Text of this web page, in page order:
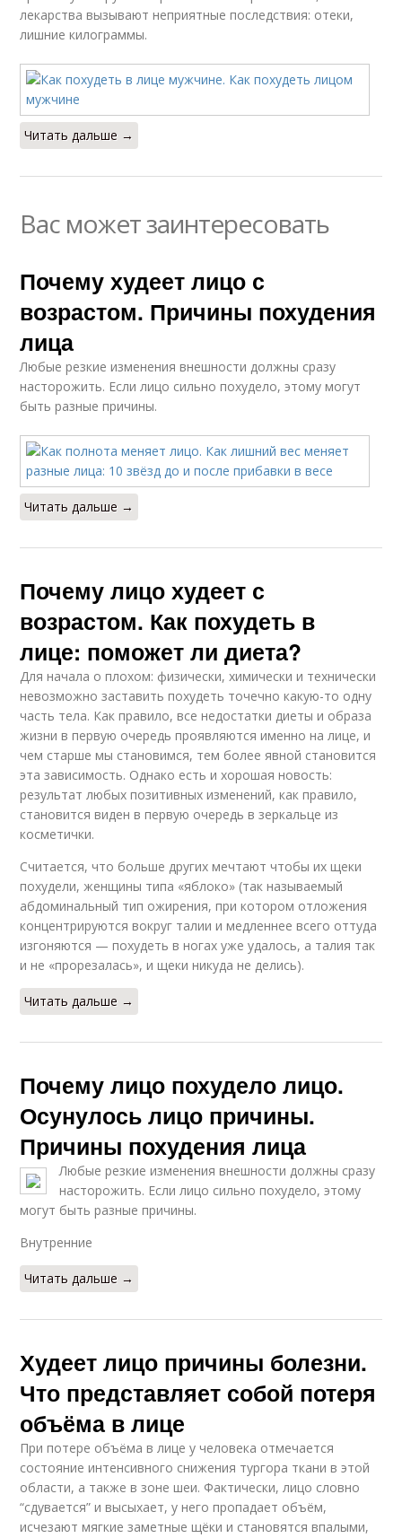
лекарства вызывают неприятные последствия: отеки,
лишние килограммы.
Читать дальше →
Вас может заинтересовать
Почему худеет лицо с
возрастом. Причины похудения
лица
Любые резкие изменения внешности должны сразу
насторожить. Если лицо сильно похудело, этому могут
быть разные причины.
Читать дальше →
Почему лицо худеет с
возрастом. Как похудеть в
лице: поможет ли диета?
Для начала о плохом: физически, химически и технически
невозможно заставить похудеть точечно какую-то одну
часть тела. Как правило, все недостатки диеты и образа
жизни в первую очередь проявляются именно на лице, и
чем старше мы становимся, тем более явной становится
эта зависимость. Однако есть и хорошая новость:
результат любых позитивных изменений, как правило,
становится виден в первую очередь в зеркальце из
косметички.
Считается, что больше других мечтают чтобы их щеки
похудели, женщины типа «яблоко» (так называемый
абдоминальный тип ожирения, при котором отложения
концентрируются вокруг талии и медленнее всего оттуда
изгоняются — похудеть в ногах уже удалось, а талия так
и не «прорезалась», и щеки никуда не делись).
Читать дальше →
Почему лицо похудело лицо.
Осунулось лицо причины.
Причины похудения лица
Любые резкие изменения внешности должны сразу
насторожить. Если лицо сильно похудело, этому
могут быть разные причины.
Внутренние
Читать дальше →
Худеет лицо причины болезни.
Что представляет собой потеря
объёма в лице
При потере объёма в лице у человека отмечается
состояние интенсивного снижения тургора ткани в этой
области, а также в зоне шеи. Фактически, лицо словно
“сдувается” и высыхает, у него пропадает объём,
исчезают мягкие заметные щёки и становятся впалыми,